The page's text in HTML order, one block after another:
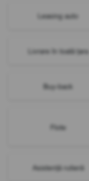
Leasing auto
Livrare în toată țara
Buy-back
Flote
Asistență rutieră